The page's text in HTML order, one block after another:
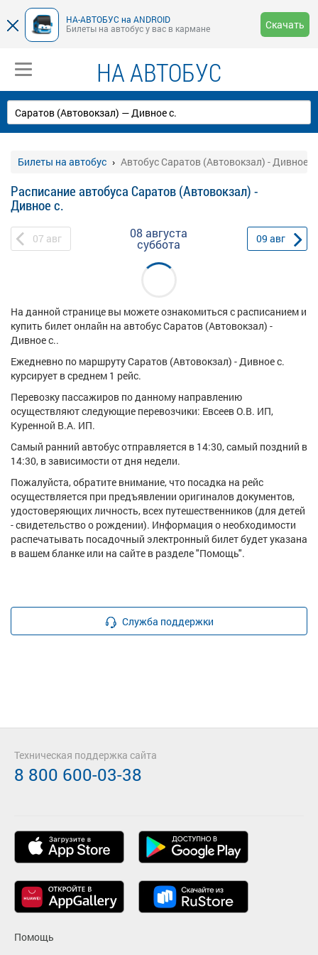
НА-АВТОБУС на ANDROID
Билеты на автобус у вас в кармане
Скачать
НА АВТОБУС
Билеты на автобус Автобус Саратов (Автовокзал) - Дивное с.
Расписание автобуса Саратов (Автовокзал) -
Дивное с.
07 авг 08 августа
суббота 09 авг
На данной странице вы можете ознакомиться с расписанием и
купить билет онлайн на автобус Саратов (Автовокзал) -
Дивное с..
Ежедневно по маршруту Саратов (Автовокзал) - Дивное с.
курсирует в среднем 1 рейс.
Перевозку пассажиров по данному направлению
осуществляют следующие перевозчики: Евсеев О.В. ИП,
Куренной В.А. ИП.
Самый ранний автобус отправляется в 14:30, самый поздний в
14:30, в зависимости от дня недели.
Пожалуйста, обратите внимание, что посадка на рейс
осуществляется при предъявлении оригиналов документов,
удостоверяющих личность, всех путешественников (для детей
- свидетельство о рождении). Информация о необходимости
распечатывать посадочный электронный билет будет указана
в вашем бланке или на сайте в разделе "Помощь".
Служба поддержки
Помощь
Техническая поддержка сайта
8 800 600-03-38